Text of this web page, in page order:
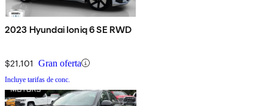
2023 Hyundai Ioniq 6 SE RWD
$21,101 Gran oferta
Incluye tarifas de conc.